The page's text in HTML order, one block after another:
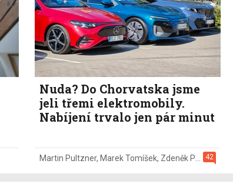
Nuda? Do Chorvatska jsme
jeli třemi elektromobily.
Nabíjení trvalo jen pár minut
42
Martin Pultzner, Marek Tomíšek, Zdeněk Pečený